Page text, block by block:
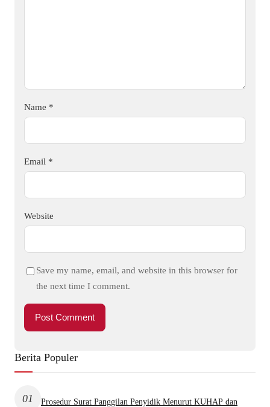
Name *
Email *
Website
Save my name, email, and website in this browser for
the next time I comment.
Berita Populer
01
Prosedur Surat Panggilan Penyidik Menurut KUHAP dan